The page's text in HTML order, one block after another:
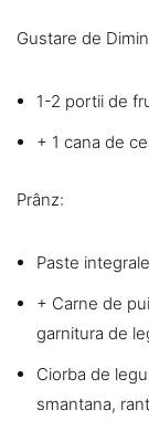
Gustare de
1-2 portii de
+ 1 cana de
Prânz:
Paste
+ Carne de
garnitura de
Ciorba de
smantana,